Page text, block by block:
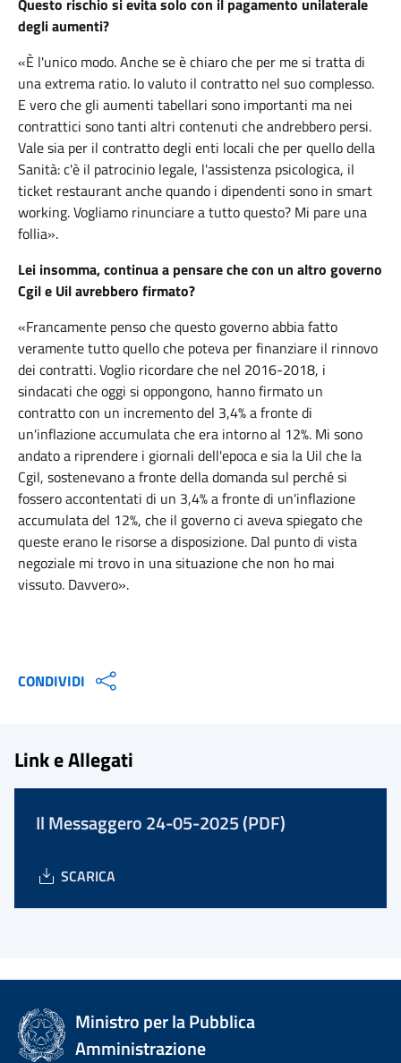
Questo rischio si evita solo con il pagamento unilaterale
degli aumenti?
«È l'unico modo. Anche se è chiaro che per me si tratta di
una extrema ratio. Io valuto il contratto nel suo complesso.
E vero che gli aumenti tabellari sono importanti ma nei
contrattici sono tanti altri contenuti che andrebbero persi.
Vale sia per il contratto degli enti locali che per quello della
Sanità: c'è il patrocinio legale, l'assistenza psicologica, il
ticket restaurant anche quando i dipendenti sono in smart
working. Vogliamo rinunciare a tutto questo? Mi pare una
follia».
Lei insomma, continua a pensare che con un altro governo
Cgil e Uil avrebbero firmato?
«Francamente penso che questo governo abbia fatto
veramente tutto quello che poteva per finanziare il rinnovo
dei contratti. Voglio ricordare che nel 2016-2018, i
sindacati che oggi si oppongono, hanno firmato un
contratto con un incremento del 3,4% a fronte di
un'inflazione accumulata che era intorno al 12%. Mi sono
andato a riprendere i giornali dell'epoca e sia la Uil che la
Cgil, sostenevano a fronte della domanda sul perché si
fossero accontentati di un 3,4% a fronte di un'inflazione
accumulata del 12%, che il governo ci aveva spiegato che
queste erano le risorse a disposizione. Dal punto di vista
negoziale mi trovo in una situazione che non ho mai
vissuto. Davvero».
CONDIVIDI
Link e Allegati
Il Messaggero 24-05-2025 (PDF)
SCARICA
Ministro per la Pubblica
Amministrazione